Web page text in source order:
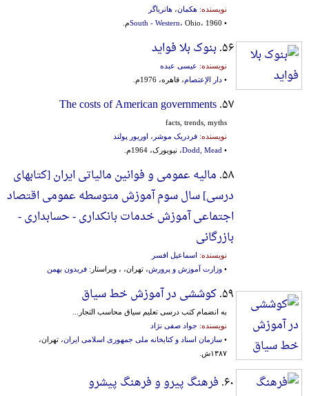
نویسنده: هکمان، هانریاگر
•
South - Western، Ohio، 1960م.
۵۶. بنوک بلا فواید
نویسنده: عیسی عبده
• دار الإعتصام، قاهره، 1976م.
۵۷. The costs of American governments
facts, trends, myths
نویسنده: فردریک موشر ، اوریور پولند
•
Dodd, Mead، نیویورک، 1964م.
۵۸. مالیه عمومی و فوانین مالیاتی ایران [کتابهای‌
درسی‌] سال‌ سوم‌ آموزش‌ متوسطه‌ عمومی‌ اقتصاد
اجتماعی‌ آموزش‌ خدمات‌ بانکداری‌ - حسابداری‌ -
بازرگانی‌
نویسنده: اسماعیل افسر
• وزارت آموزش و پرورش، تهران، ، ویراستار: فریدون بهمن
۵۹. کوششی در آموزش خط سیاق
به انضمام کتب درسی تعلیم سیاق محاسب ‌التجار...
نویسنده: جواد صفی نژاد
• سازمان اسناد و کتابخانه ملی جمهوری اسلامی ایران، تهران،
۱۳۸۷ش.
۶۰. فرهنگ پیرو و فرهنگ پیشرو